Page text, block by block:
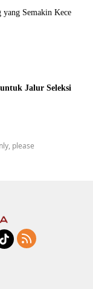
Semakin Kece
Jalur Seleksi
please